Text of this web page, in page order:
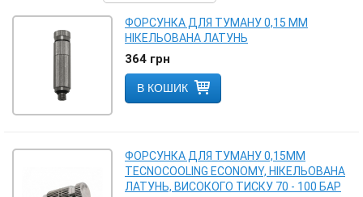
ФОРСУНКА ДЛЯ ТУМАНУ 0,15 ММ
НІКЕЛЬОВАНА ЛАТУНЬ
364 грн
В КОШИК
ФОРСУНКА ДЛЯ ТУМАНУ 0,15MM
TECNOCOOLING ECONOMY, НІКЕЛЬОВАНА
ЛАТУНЬ, ВИСОКОГО ТИСКУ 70 - 100 БАР